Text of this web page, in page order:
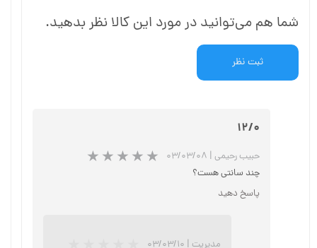
شما هم می‌توانید در مورد این کالا نظر بدهید.
ثبت نظر
۱۲/۰
حبیب رحیمی | ۰۳/۰۳/۰۸
چند سانتی هست؟
پاسخ دهید
مدیریت | ۰۳/۰۳/۱۰